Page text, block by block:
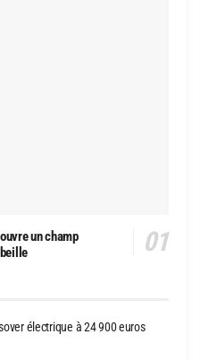
un champ
électrique à 24 900 euros